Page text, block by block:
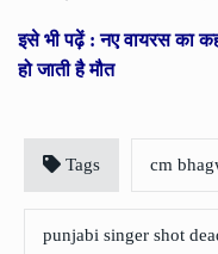
इसे भी पढ़ें :नए वायरस का
हो जाती है मौत
Tags cm
punjabi singer shot